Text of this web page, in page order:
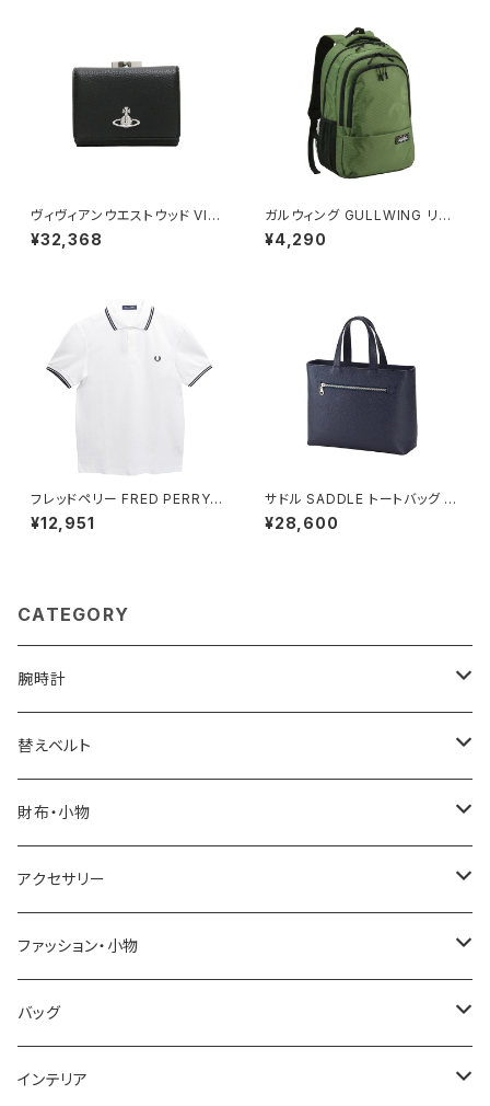
ヴィヴィアンウエストウッド VIVI
ENNE WESTWOOD SMALL
FRAME WALLET 三つ折り財
¥32,368
ガルウィング GULLWING リュ
ック 23L 軽量 大容量 デイパッ
ク 42603-2h メンズ グリーン
¥4,290
フレッドペリー FRED PERRY T
he Fred Perry Shirt M3600
ポロシャツ M3600-200-WHI
¥12,951
サドル SADDLE トートバッグ ミ
ニトート 牛革 本革 日本製 姫路
産 自立 53447-3h メンズ レデ
¥28,600
CATEGORY
腕時計
ELGIN
SALVATORE MARRA
CASIO
GRANDEUR
COGU
GAGA MILANO
替えベルト
COACH
DANIEL WELLINGTON
LACOSTE
DIESEL
MICHAEL KORS
財布・小物
SONNE
DUCT
TRANSNUMBER
SAAMA HOMME
アクセサリー
GUCCI
TIFFANY&CO
FOLLI FOLLIE
ファッション・小物
DAKS
栃木レザー
バッグ
MANHATTAN PORTAGE
インテリア